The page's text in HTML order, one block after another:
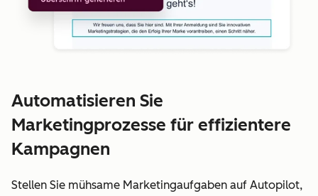
Automatisieren Sie
Marketingprozesse für effizientere
Kampagnen
Stellen Sie mühsame Marketingaufgaben auf Autopilot,